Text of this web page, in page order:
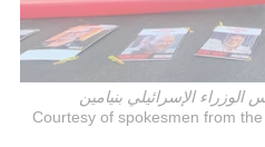
الإسرائيلي بنيامين
Courtesy of spokesmen from